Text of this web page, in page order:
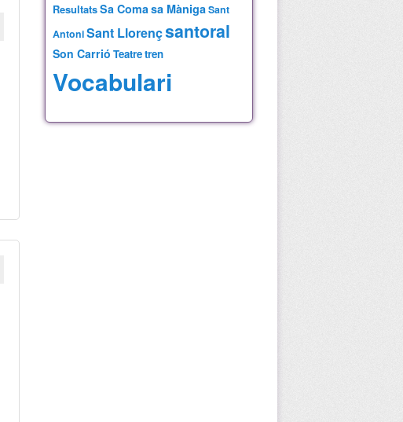
ResultatsSa Comasa MànigaSant
AntoniSant Llorençsantoral
Son Carrió Teatretren
Vocabulari